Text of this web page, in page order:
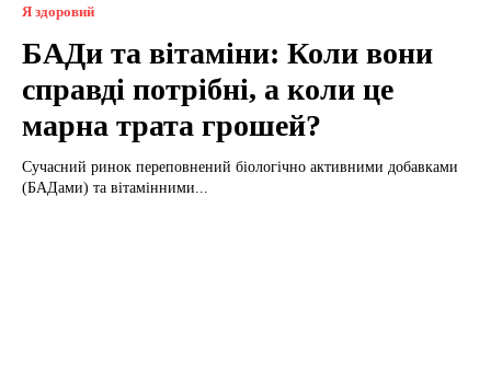
Я здоровий
БАДи та вітаміни: Коли вони
справді потрібні, а коли це
марна трата грошей?
Сучасний ринок переповнений біологічно активними добавками
(БАДами) та вітамінними...